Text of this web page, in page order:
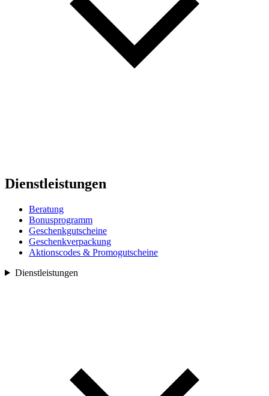
Dienstleistungen
Beratung
Bonusprogramm
Geschenkgutscheine
Geschenkverpackung
Aktionscodes & Promogutscheine
Dienstleistungen